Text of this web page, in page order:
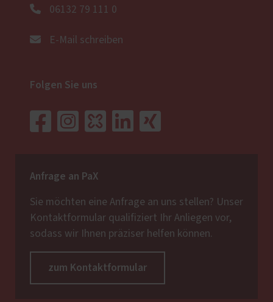
06132 79 111 0
E-Mail schreiben
Folgen Sie uns
Anfrage an PaX
Sie möchten eine Anfrage an uns stellen? Unser
Kontaktformular qualifiziert Ihr Anliegen vor,
sodass wir Ihnen präziser helfen können.
zum Kontaktformular